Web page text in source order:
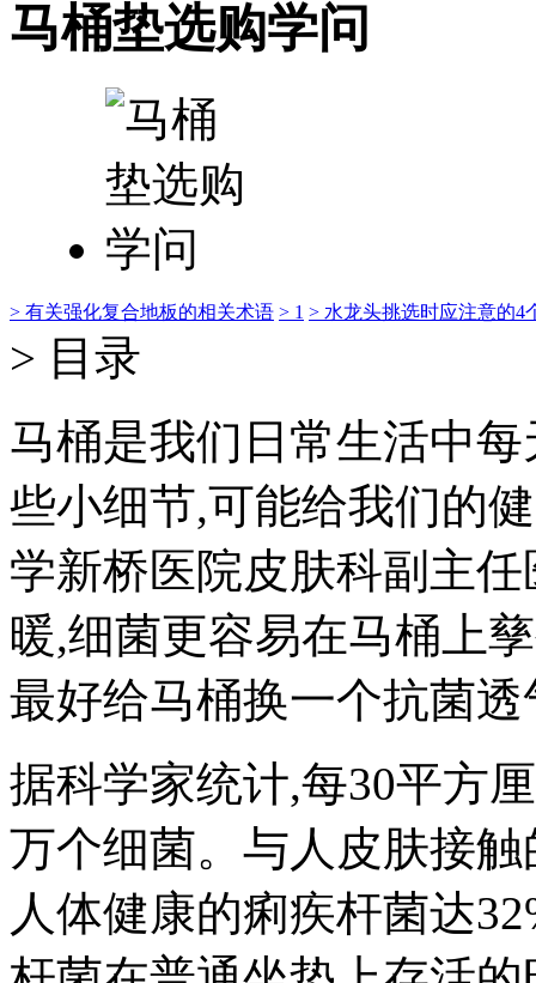
马桶垫选购学问
> 有关强化复合地板的相关术语 > 1 > 水龙头挑选时应注意的4
> 目录
马桶是我们日常生活中
些小细节,可能给我们的
学新桥医院皮肤科副主
暖,细菌更容易在马桶上
最好给马桶换一个抗菌
据科学家统计,每30平方
万个细菌。与人皮肤接
人体健康的痢疾杆菌达